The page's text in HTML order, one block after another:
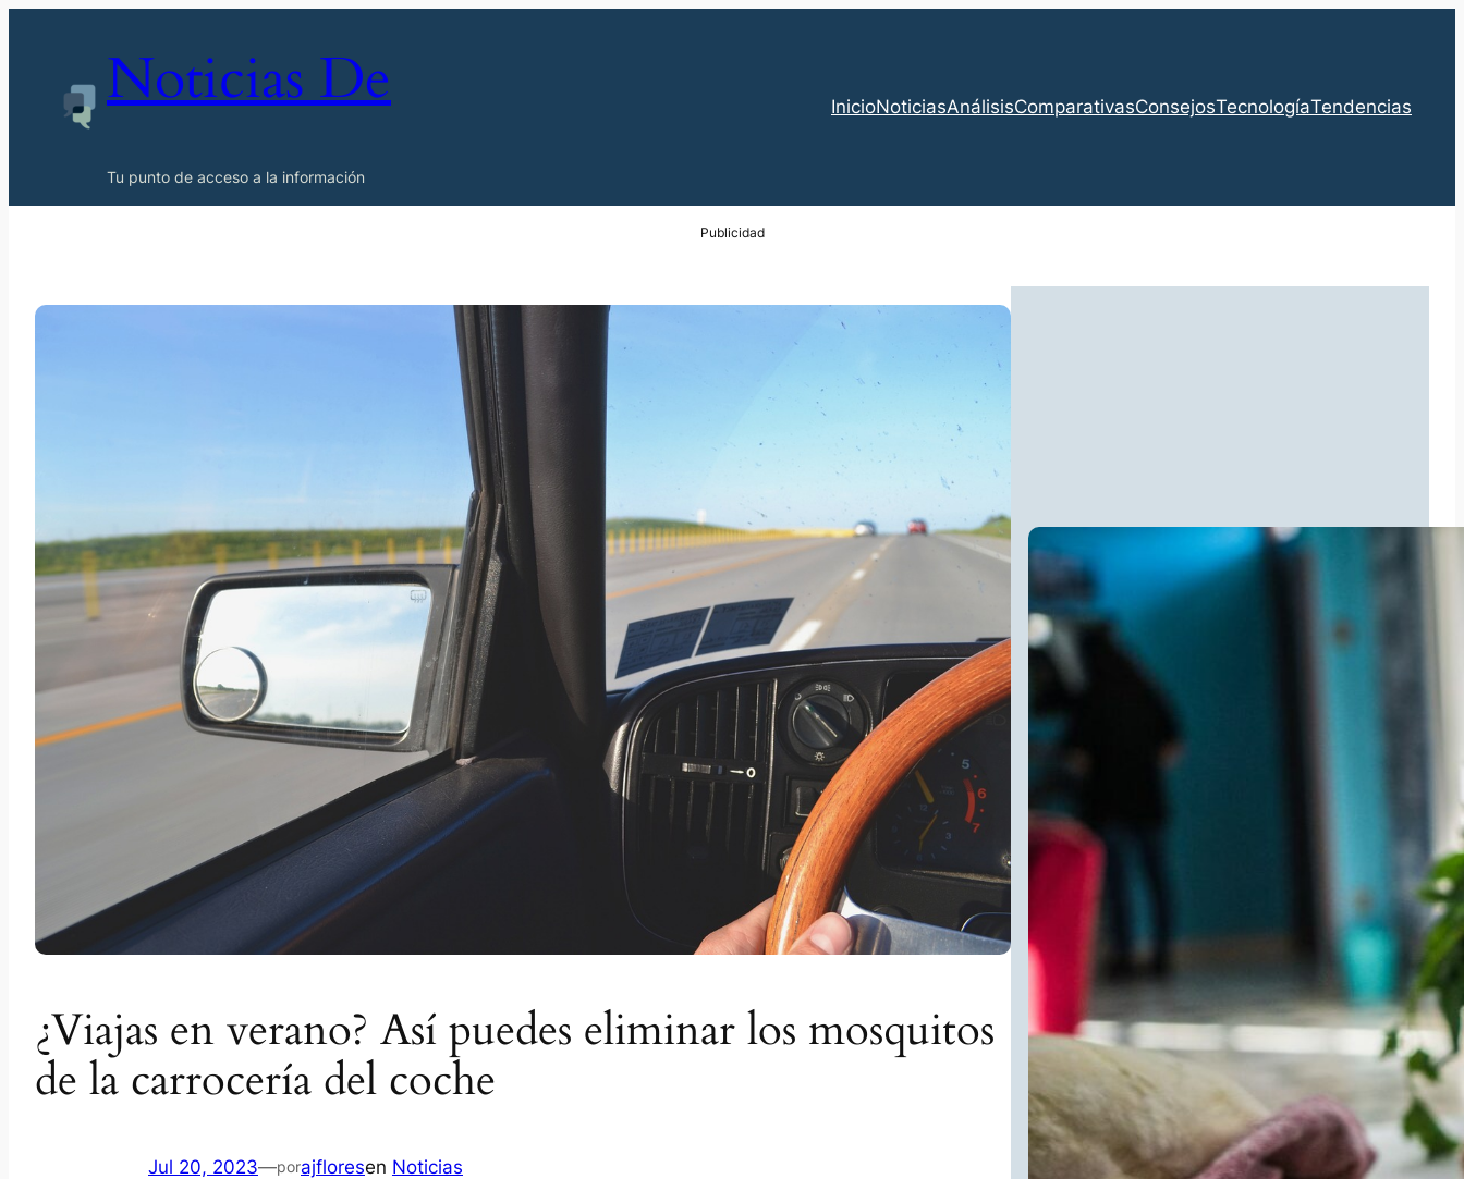
Noticias De
Tu punto de acceso a la información
InicioNoticiasAnálisisComparativasConsejosTecnologíaTendencias
¿Viajas en verano? Así puedes eliminar los mosquitos
de la carrocería del coche
Jul 20, 2023—porajfloresen Noticias